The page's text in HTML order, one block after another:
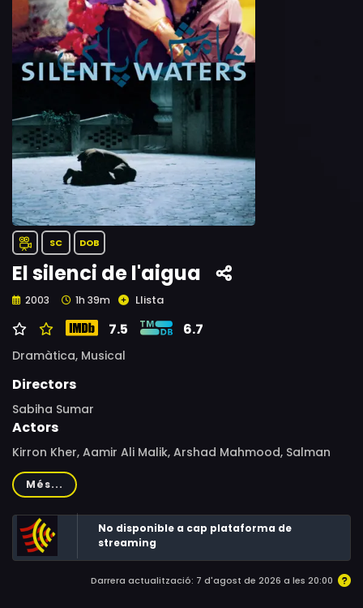
SC DOB
El silenci de l'aigua
2003 1h 39m Llista
7.5 6.7
Dramàtica, Musical
Directors
Sabiha Sumar
Actors
Kirron Kher, Aamir Ali Malik, Arshad Mahmood, Salman
Shahid, Shilpa Shukla, Sarfaraz Ansari, Qurat-ul-Ain
Balouch, Ejaz Baig, Tasleem Bibi, Abid Ali, Shazim Ashraf,
Adnan Shah Tipu
Més...
No disponible a cap plataforma de
streaming
Darrera actualització: 7 d'agost de 2026 a les 20:00